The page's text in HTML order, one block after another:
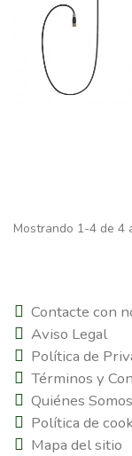
Mostrando 1-4 de 4
Contacte con
Aviso Legal
Política de
Términos y
Quiénes Somos
Política de
Mapa del sitio